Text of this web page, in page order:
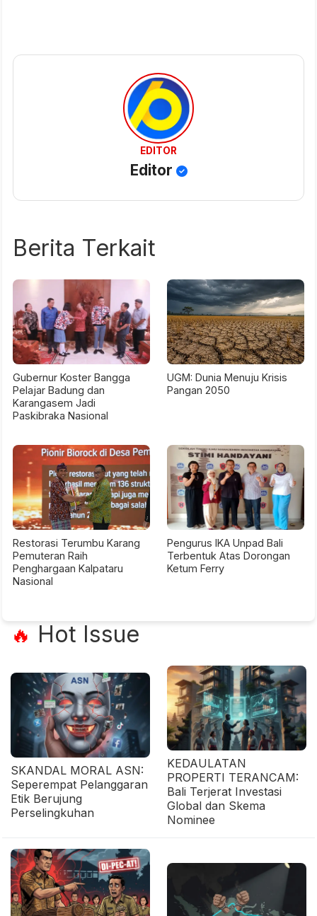
EDITOR
Editor
Berita Terkait
Gubernur Koster Bangga
Pelajar Badung dan
Karangasem Jadi
Paskibraka Nasional
UGM: Dunia Menuju Krisis
Pangan 2050
Restorasi Terumbu Karang
Pemuteran Raih
Penghargaan Kalpataru
Nasional
Pengurus IKA Unpad Bali
Terbentuk Atas Dorongan
Ketum Ferry
🔥 Hot Issue
SKANDAL MORAL ASN:
Seperempat Pelanggaran
Etik Berujung
Perselingkuhan
KEDAULATAN
PROPERTI TERANCAM:
Bali Terjerat Investasi
Global dan Skema
Nominee